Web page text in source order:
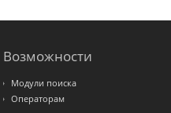
Возможности
Модули поиска
Операторам